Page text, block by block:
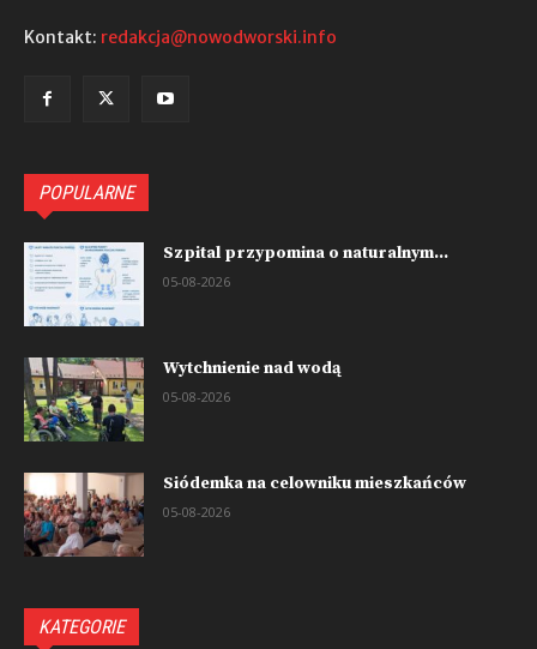
Kontakt: redakcja@nowodworski.info
POPULARNE
Szpital przypomina o naturalnym...
05-08-2026
Wytchnienie nad wodą
05-08-2026
Siódemka na celowniku mieszkańców
05-08-2026
KATEGORIE